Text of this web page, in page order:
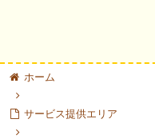
ホーム
サービス提供エリア